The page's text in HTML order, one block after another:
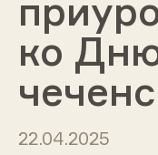
ко
22.04.2025